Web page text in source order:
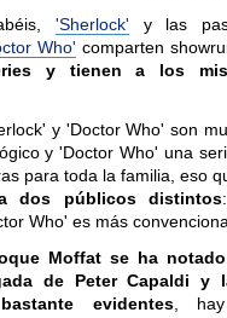
'Sherlock' y las
Who' comparten
y tienen a los
y 'Doctor Who' son
y 'Doctor Who' una
para toda la familia, eso
dos públicos distintos
Who' es más
Moffat se ha
de Peter Capaldi y
evidentes,